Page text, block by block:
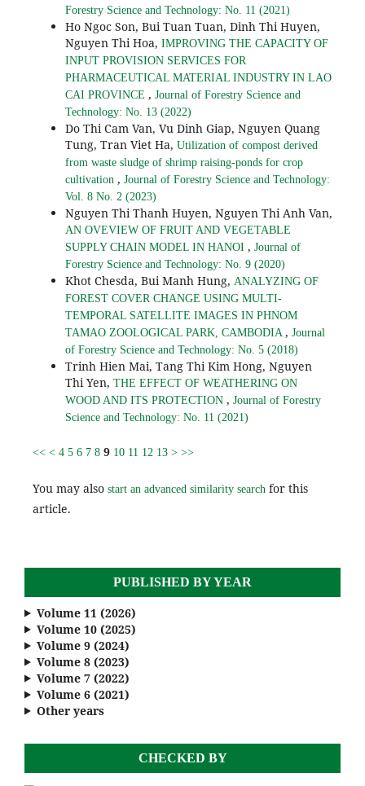
Forestry Science and Technology: No. 11 (2021)
Ho Ngoc Son, Bui Tuan Tuan, Dinh Thi Huyen,
Nguyen Thi Hoa, IMPROVING THE CAPACITY OF
INPUT PROVISION SERVICES FOR
PHARMACEUTICAL MATERIAL INDUSTRY IN LAO
CAI PROVINCE , Journal of Forestry Science and
Technology: No. 13 (2022)
Do Thi Cam Van, Vu Dinh Giap, Nguyen Quang
Tung, Tran Viet Ha, Utilization of compost derived
from waste sludge of shrimp raising-ponds for crop
cultivation , Journal of Forestry Science and Technology:
Vol. 8 No. 2 (2023)
Nguyen Thi Thanh Huyen, Nguyen Thi Anh Van,
AN OVEVIEW OF FRUIT AND VEGETABLE
SUPPLY CHAIN MODEL IN HANOI , Journal of
Forestry Science and Technology: No. 9 (2020)
Khot Chesda, Bui Manh Hung, ANALYZING OF
FOREST COVER CHANGE USING MULTI-
TEMPORAL SATELLITE IMAGES IN PHNOM
TAMAO ZOOLOGICAL PARK, CAMBODIA , Journal
of Forestry Science and Technology: No. 5 (2018)
Trinh Hien Mai, Tang Thi Kim Hong, Nguyen
Thi Yen, THE EFFECT OF WEATHERING ON
WOOD AND ITS PROTECTION , Journal of Forestry
Science and Technology: No. 11 (2021)
<< < 4 5 6 7 8 9 10 11 12 13 > >>
You may also start an advanced similarity search for this
article.
PUBLISHED BY YEAR
Volume 11 (2026)
Volume 10 (2025)
Volume 9 (2024)
Volume 8 (2023)
Volume 7 (2022)
Volume 6 (2021)
Other years
CHECKED BY